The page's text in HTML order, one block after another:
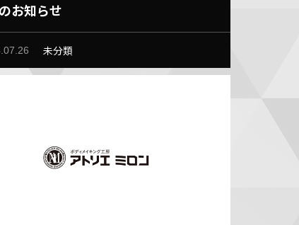
お知らせ
未分類